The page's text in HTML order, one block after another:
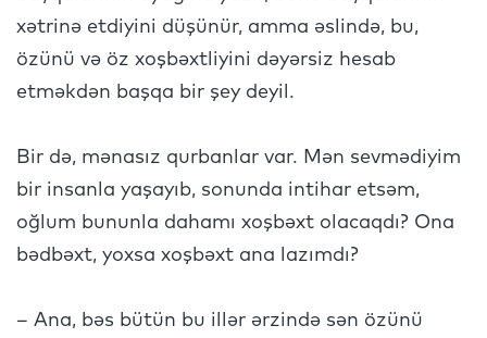
xətrinə etdiyini düşünür, amma əslində, bu,
özünü və öz xoşbəxtliyini dəyərsiz hesab
etməkdən başqa bir şey deyil.
Bir də, mənasız qurbanlar var. Mən sevmədiyim
bir insanla yaşayıb, sonunda intihar etsəm,
oğlum bununla dahamı xoşbəxt olacaqdı? Ona
bədbəxt, yoxsa xoşbəxt ana lazımdı?
– Ana, bəs bütün bu illər ərzində sən özünü